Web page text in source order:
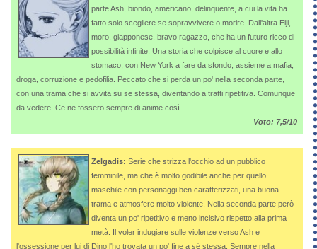
parte Ash, biondo, americano, delinquente, a cui la vita ha
fatto solo scegliere se sopravvivere o morire. Dall'altra Eiji,
moro, giapponese, bravo ragazzo, che ha un futuro ricco di
possibilità infinite. Una storia che colpisce al cuore e allo
stomaco, con New York a fare da sfondo, assieme a mafia,
droga, corruzione e pedofilia. Peccato che si perda un po' nella seconda parte,
con una trama che si avvita su se stessa, diventando a tratti ripetitiva. Comunque
da vedere. Ce ne fossero sempre di anime così.
Voto: 7,5/10
Zelgadis: Serie che strizza l'occhio ad un pubblico
femminile, ma che è molto godibile anche per quello
maschile con personaggi ben caratterizzati, una buona
trama e atmosfere molto violente. Nella seconda parte però
diventa un po' ripetitivo e meno incisivo rispetto alla prima
metà. Il voler indugiare sulle violenze verso Ash e
l'ossessione per lui di Dino l'ho trovata un po' fine a sé stessa. Sempre nella